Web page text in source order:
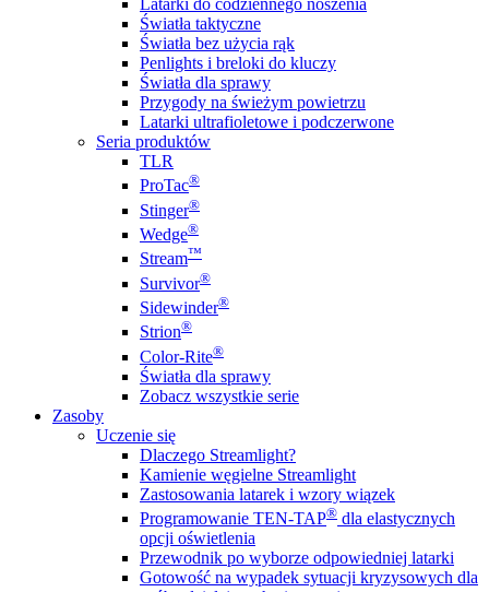
Latarki do codziennego noszenia
Światła taktyczne
Światła bez użycia rąk
Penlights i breloki do kluczy
Światła dla sprawy
Przygody na świeżym powietrzu
Latarki ultrafioletowe i podczerwone
Seria produktów
TLR
ProTac®
Stinger®
Wedge®
Stream™
Survivor®
Sidewinder®
Strion®
Color-Rite®
Światła dla sprawy
Zobacz wszystkie serie
Zasoby
Uczenie się
Dlaczego Streamlight?
Kamienie węgielne Streamlight
Zastosowania latarek i wzory wiązek
Programowanie TEN-TAP® dla elastycznych
opcji oświetlenia
Przewodnik po wyborze odpowiedniej latarki
Gotowość na wypadek sytuacji kryzysowych dla